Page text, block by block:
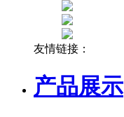
友情链接：
产品展示